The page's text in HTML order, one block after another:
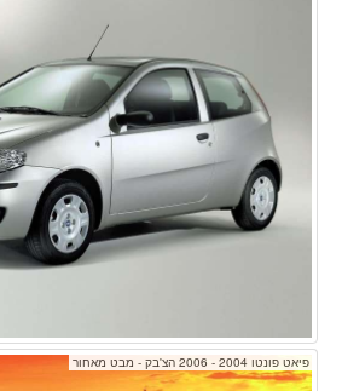
פיאט פונטו 2004 - 2006 הצ'בק - מבט מאחור